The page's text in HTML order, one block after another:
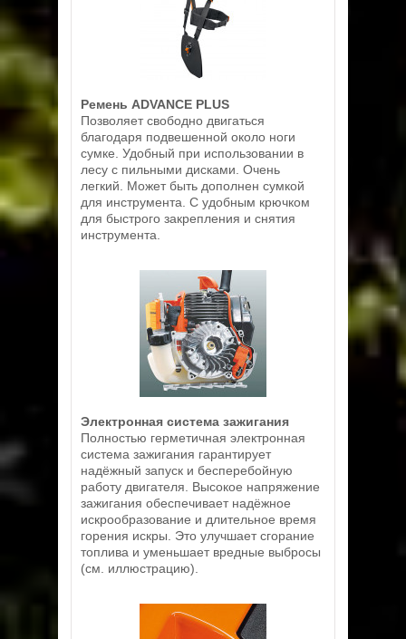
Ремень ADVANCE PLUS
Позволяет свободно двигаться
благодаря подвешенной около ноги
сумке. Удобный при использовании в
лесу с пильными дисками. Очень
легкий. Может быть дополнен сумкой
для инструмента. С удобным крючком
для быстрого закрепления и снятия
инструмента.
Электронная система зажигания
Полностью герметичная электронная
система зажигания гарантирует
надёжный запуск и бесперебойную
работу двигателя. Высокое напряжение
зажигания обеспечивает надёжное
искрообразование и длительное время
горения искры. Это улучшает сгорание
топлива и уменьшает вредные выбросы
(см. иллюстрацию).